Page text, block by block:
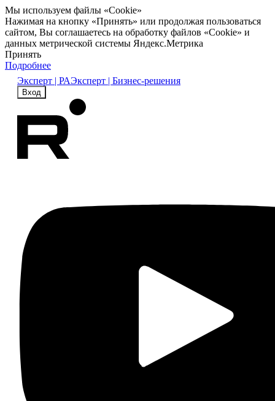
Мы используем файлы «Cookie»
Нажимая на кнопку «Принять» или продолжая пользоваться
сайтом, Вы соглашаетесь на обработку файлов «Cookie» и
данных метрической системы Яндекс.Метрика
Принять
Подробнее
Эксперт | РАЭксперт | Бизнес-решения
Вход